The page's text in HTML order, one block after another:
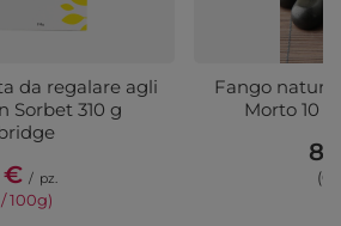
da regalare agli
Sorbet 310 g
€ / pz.
100g)
Fango
Morto 10